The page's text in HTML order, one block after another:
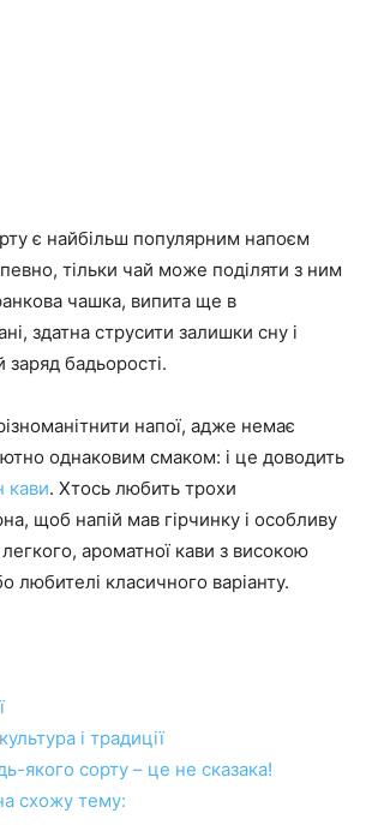
є найбільш популярним напоєм
тільки чай може поділяти з ним
чашка, випита ще в
здатна струсити залишки сну і
заряд бадьорості.
напої, адже немає
однаковим смаком: і це доводить
кави. Хтось любить трохи
щоб напій мав гірчинку і особливу
ароматної кави з високою
любителі класичного варіанту.
і традиції
якого сорту – це не сказака!
схожу тему: